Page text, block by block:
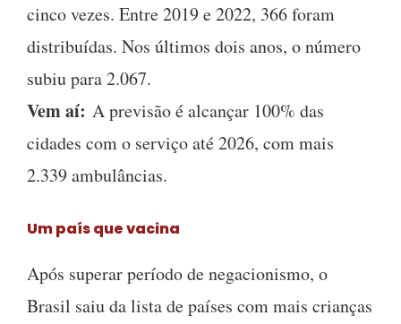
cinco vezes. Entre 2019 e 2022, 366 foram
distribuídas. Nos últimos dois anos, o número
subiu para 2.067.
Vem aí: A previsão é alcançar 100% das
cidades com o serviço até 2026, com mais
2.339 ambulâncias.
Um país que vacina
Após superar período de negacionismo, o
Brasil saiu da lista de países com mais crianças